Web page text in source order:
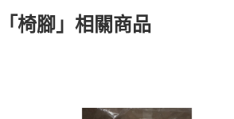
椅腳」相關商品